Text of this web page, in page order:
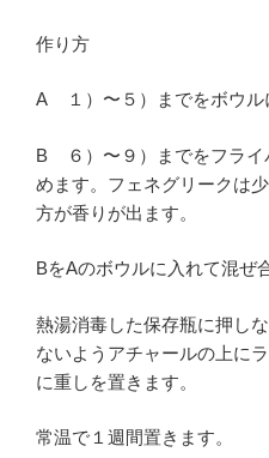
作り方
A １）〜５）までをボウル
B ６）〜９）までをフライ
めます。フェネグリークは
方が香りが出ます。
BをAのボウルに入れて混ぜ
熱湯消毒した保存瓶に押し
ないようアチャールの上に
に重しを置きます。
常温で１週間置きます。